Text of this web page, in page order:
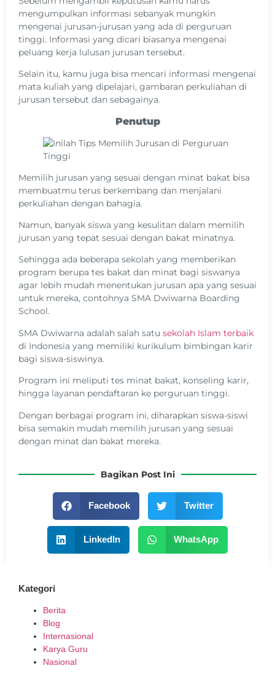
mengumpulkan informasi sebanyak mungkin
mengenai jurusan-jurusan yang ada di perguruan
tinggi. Informasi yang dicari biasanya mengenai
peluang kerja lulusan jurusan tersebut.
Selain itu, kamu juga bisa mencari informasi mengenai
mata kuliah yang dipelajari, gambaran perkuliahan di
jurusan tersebut dan sebagainya.
Penutup
Memilih jurusan yang sesuai dengan minat bakat bisa
membuatmu terus berkembang dan menjalani
perkuliahan dengan bahagia.
Namun, banyak siswa yang kesulitan dalam memilih
jurusan yang tepat sesuai dengan bakat minatnya.
Sehingga ada beberapa sekolah yang memberikan
program berupa tes bakat dan minat bagi siswanya
agar lebih mudah menentukan jurusan apa yang sesuai
untuk mereka, contohnya SMA Dwiwarna Boarding
School.
SMA Dwiwarna adalah salah satu sekolah Islam terbaik
di Indonesia yang memiliki kurikulum bimbingan karir
bagi siswa-siswinya.
Program ini meliputi tes minat bakat, konseling karir,
hingga layanan pendaftaran ke perguruan tinggi.
Dengan berbagai program ini, diharapkan siswa-siswi
bisa semakin mudah memilih jurusan yang sesuai
dengan minat dan bakat mereka.
Bagikan Post Ini
Facebook Twitter
LinkedIn WhatsApp
Kategori
Berita
Blog
Internasional
Karya Guru
Nasional